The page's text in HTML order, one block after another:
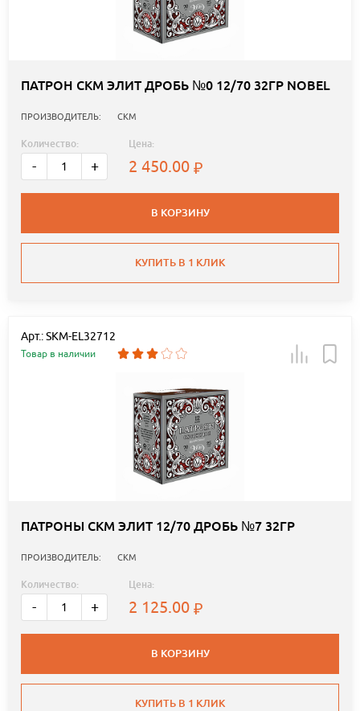
ПАТРОН СКМ ЭЛИТ ДРОБЬ №0 12/70 32ГР NOBEL
ПРОИЗВОДИТЕЛЬ: СКМ
Количество:
- +
Цена:
2 450.00
В КОРЗИНУ
КУПИТЬ В 1 КЛИК
Арт.: SKM-EL32712
Товар в наличии
ПАТРОНЫ СКМ ЭЛИТ 12/70 ДРОБЬ №7 32ГР
ПРОИЗВОДИТЕЛЬ: СКМ
Количество:
- +
Цена:
2 125.00
В КОРЗИНУ
КУПИТЬ В 1 КЛИК